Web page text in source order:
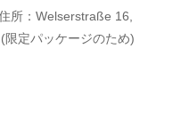
所：Welserstraße 16,
定パッケージのため)